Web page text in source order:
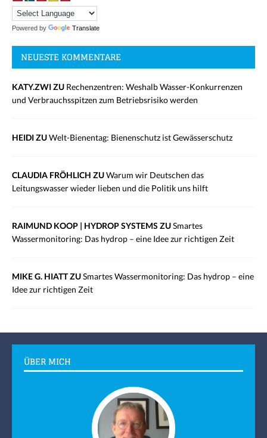
Powered by Translate
NEUESTE KOMMENTARE
KATY.ZWI ZU Rechenzentren: Weshalb Wasser-Konkurrenzen
und Verbrauchsspitzen zum Betriebsrisiko werden
HEIDI ZUWelt-Bienentag: Bienenschutz ist Gewässerschutz
CLAUDIA FRÖHLICH ZUWarum wir Deutschen das
Leitungswasser wieder lieben und die Politik uns hilft
RAIMUND KOOP | HYDROP SYSTEMS ZUSmartes
Wassermonitoring: Das hydrop – eine Idee zur richtigen Zeit
MIKE G. HIATT ZUSmartes Wassermonitoring: Das hydrop – eine
Idee zur richtigen Zeit
ÜBER MICH